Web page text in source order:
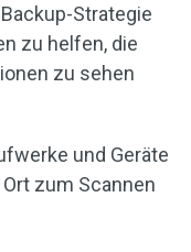
Strategie
zu helfen, die
zu sehen
und Geräte
zum Scannen